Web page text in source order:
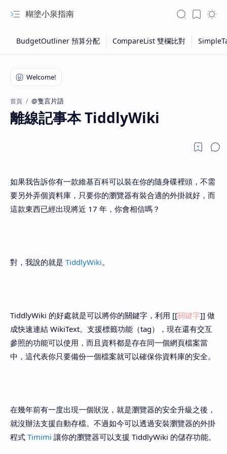
糊塗小泉指南
首頁 @隻言片語
離線記事本 TiddlyWiki
如果我告訴你有一款維基百科可以裝在你的隨身碟裡頭，不需
要另外弄個資料庫，只要你的瀏覽器有裝合適的外掛就好，而
這款東西已經出現將近 17 年，你會相信嗎？
對，我說的就是 TiddlyWiki。
TiddlyWiki 的好處就是可以將你的關鍵字，利用 [[關鍵字]] 做
成快速連結 WikiText。支援標籤功能（tag），現在還有交互
參照的功能可以使用，而且資料都是存在同一個網頁檔案當
中，這代表你只要備份一個檔案就可以確保你資料庫的安全。
在幾年前有一度出現一個狀況，就是瀏覽器的安全升級之後，
就沒辦法支援自動存檔。不過如今可以透過安裝瀏覽器的外掛
程式 Timimi 讓你的瀏覽器可以支援 TiddlyWiki 的儲存功能。